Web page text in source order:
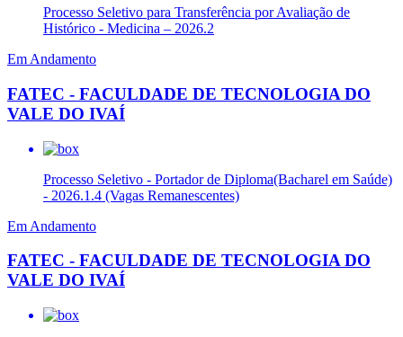
Processo Seletivo para Transferência por Avaliação de
Histórico - Medicina – 2026.2
Em Andamento
FATEC - FACULDADE DE TECNOLOGIA DO
VALE DO IVAÍ
Processo Seletivo - Portador de Diploma(Bacharel em Saúde)
- 2026.1.4 (Vagas Remanescentes)
Em Andamento
FATEC - FACULDADE DE TECNOLOGIA DO
VALE DO IVAÍ